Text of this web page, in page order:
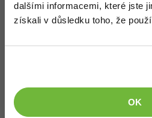
dalšími informacemi, které jste
získali v důsledku toho, že
OK
Elektronický podpis
Fórum
Příběhy absolventů
nejkvalitnější. Proto do nich
registrovaní členové. Pro